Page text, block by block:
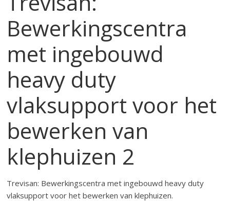
Bewerkingscentra
met ingebouwd
heavy duty
vlaksupport voor het
bewerken van
klephuizen 2
Trevisan: Bewerkingscentra met ingebouwd heavy duty
vlaksupport voor het bewerken van klephuizen.